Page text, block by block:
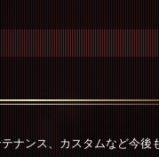
ナンス、カスタムなど今後